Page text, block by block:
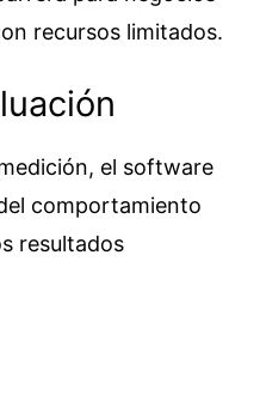
recursos limitados.
el software
comportamiento
resultados